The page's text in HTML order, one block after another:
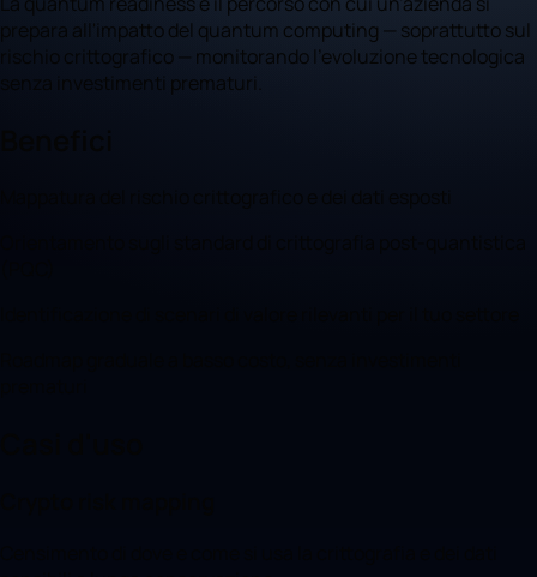
prepara all'impatto del quantum computing — soprattutto sul
rischio crittografico — monitorando l'evoluzione tecnologica
senza investimenti prematuri.